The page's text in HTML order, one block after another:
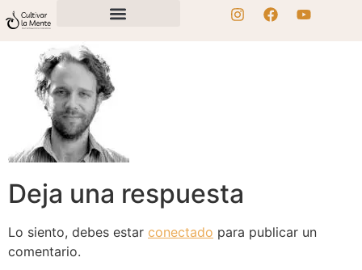
Deja una respuesta
Lo siento, debes estar conectado para publicar un
comentario.